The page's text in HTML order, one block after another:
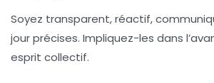
Soyez transparent, réactif,
jour précises. Impliquez-les dans
esprit collectif.